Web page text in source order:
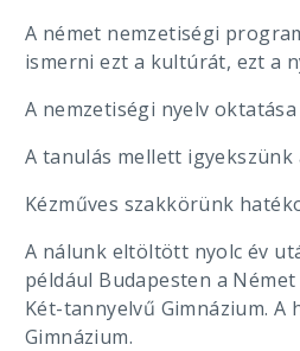
A német nemzetiségi
ismerni ezt a kultúrát, ezt a
A nemzetiségi nyelv
A tanulás mellett
Kézműves szakkörünk
A nálunk eltöltött nyolc év
például Budapesten a
Két-tannyelvű Gimnázium. A
Gimnázium.